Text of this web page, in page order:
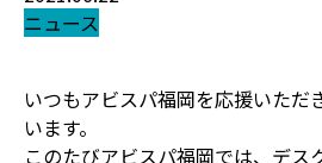
ニュース
いつもアビスパ福岡を応援いただ
います。
このたびアビスパ福岡では、デス